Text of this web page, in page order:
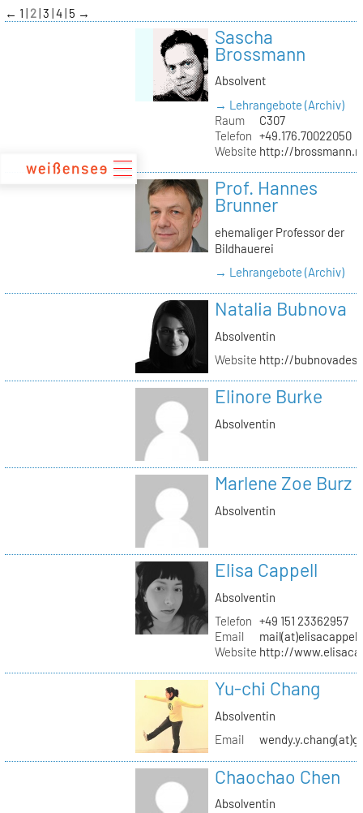
zum
Inhalt
← 1 2 3 4 5 →
Sascha
Brossmann
Absolvent
→ Lehrangebote (Archiv)
Raum
C307
Telefon +49.176.70022050
Website http://
Prof. Hannes
Brunner
ehemaliger Professor der
Bildhauerei
→ Lehrangebote (Archiv)
Natalia Bubnova
Absolventin
Website http://
Elinore Burke
Absolventin
Marlene Zoe Burz
Absolventin
Elisa Cappell
Absolventin
Telefon +49 151 23362957
Email
Website http://
Yu-chi Chang
Absolventin
Email
Chaochao Chen
Absolventin